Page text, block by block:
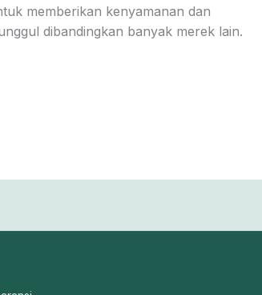
memberikan kenyamanan dan
dibandingkan banyak merek lain.